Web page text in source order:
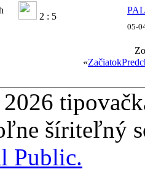
2 : 5
05-
«Začiatok
šíriteľný
Public.